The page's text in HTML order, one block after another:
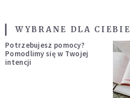
WYBRANE DLA CIEBIE
Potrzebujesz pomocy?
Pomodlimy się w Twojej
intencji